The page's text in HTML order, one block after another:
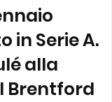
in Serie A.
alla
Brentford